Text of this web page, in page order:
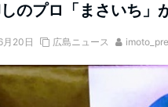
のプロ「まさいち」
20日 広島ニュース